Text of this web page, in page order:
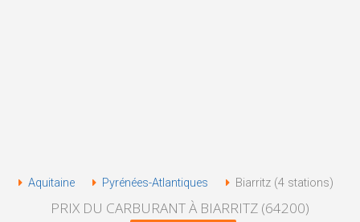
Aquitaine Pyrénées-Atlantiques Biarritz (4 stations)
PRIX DU CARBURANT À BIARRITZ (64200)